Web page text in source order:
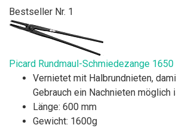
Bestseller Nr. 1
Picard Rundmaul-Schmiedezange
Vernietet mit Halbrundnieten,
Gebrauch ein Nachnieten möglich
Länge: 600 mm
Gewicht: 1600g